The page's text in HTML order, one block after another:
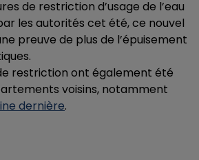
de restriction d’usage de l’eau
les autorités cet été, ce nouvel
preuve de plus de l’épuisement
restriction ont également été
voisins, notamment
dernière.